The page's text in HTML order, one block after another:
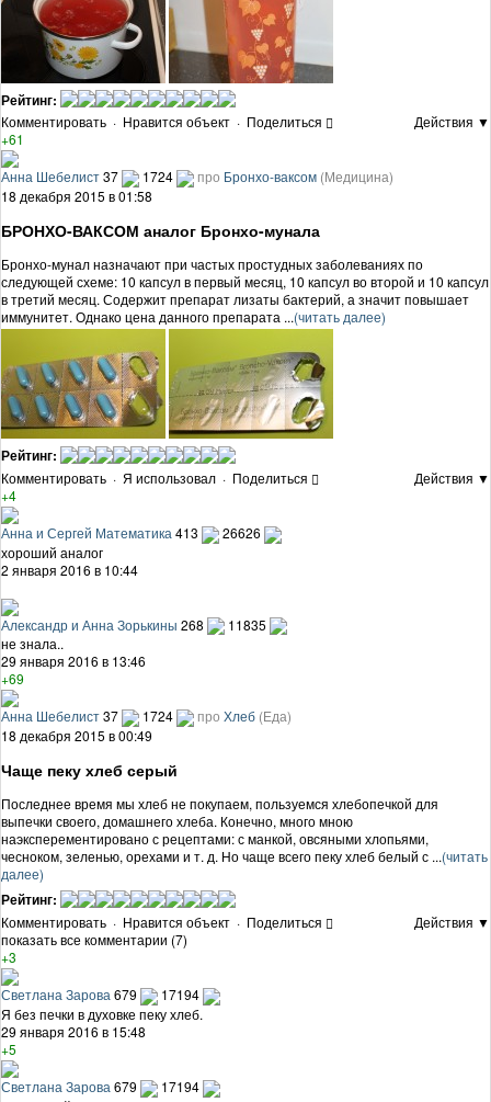
Рейтинг:
Комментировать · Нравится объект · Поделиться
Действия ▼
+61
Анна Шебелист37 1724 про Бронхо-ваксом (Медицина)
18 декабря 2015 в 01:58
БРОНХО-ВАКСОМ аналог Бронхо-мунала
Бронхо-мунал назначают при частых простудных заболеваниях по
следующей схеме: 10 капсул в первый месяц, 10 капсул во второй и 10 капсул
в третий месяц. Содержит препарат лизаты бактерий, а значит повышает
иммунитет. Однако цена данного препарата ...(читать далее)
Рейтинг:
Комментировать · Я использовал · Поделиться
Действия ▼
+4
Анна и Сергей Математика 413
26626
хороший аналог
2 января 2016 в 10:44
Александр и Анна Зорькины 268
11835
не знала..
29 января 2016 в 13:46
+69
Анна Шебелист37 1724 про Хлеб (Еда)
18 декабря 2015 в 00:49
Чаще пеку хлеб серый
Последнее время мы хлеб не покупаем, пользуемся хлебопечкой для
выпечки своего, домашнего хлеба. Конечно, много мною
наэксперементировано с рецептами: с манкой, овсяными хлопьями,
чесноком, зеленью, орехами и т. д. Но чаще всего пеку хлеб белый с ...(читать
далее)
Рейтинг:
Комментировать · Нравится объект · Поделиться
Действия ▼
показать все комментарии (7)
+3
Светлана Зарова 679
17194
Я без печки в духовке пеку хлеб.
29 января 2016 в 15:48
+5
Светлана Зарова 679
17194